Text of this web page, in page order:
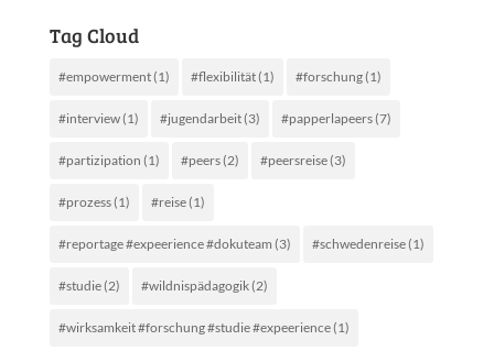
Tag Cloud
#empowerment(1) #flexibilität(1) #forschung(1)
#interview(1) #jugendarbeit(3) #papperlapeers(7)
#partizipation (1) #peers(2) #peersreise(3)
#prozess(1) #reise(1)
#reportage #expeerience #dokuteam (3) #schwedenreise(1)
#studie(2) #wildnispädagogik(2)
#wirksamkeit #forschung #studie #expeerience(1)